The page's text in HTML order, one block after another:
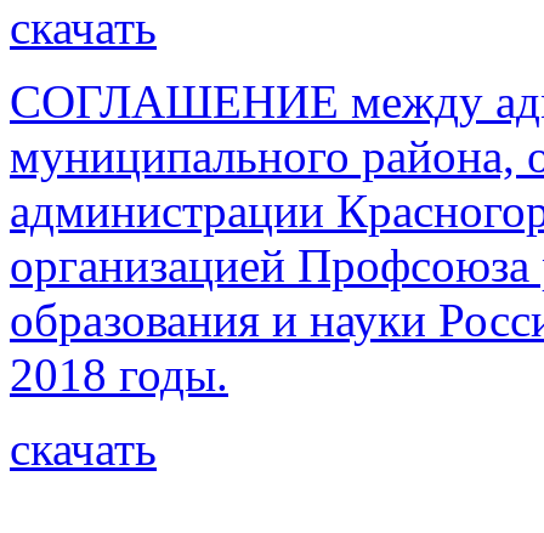
скачать
СОГЛАШЕНИЕ между
муниципального района,
администрации
организацией Профсоюза
образования и науки
2018 годы.
скачать